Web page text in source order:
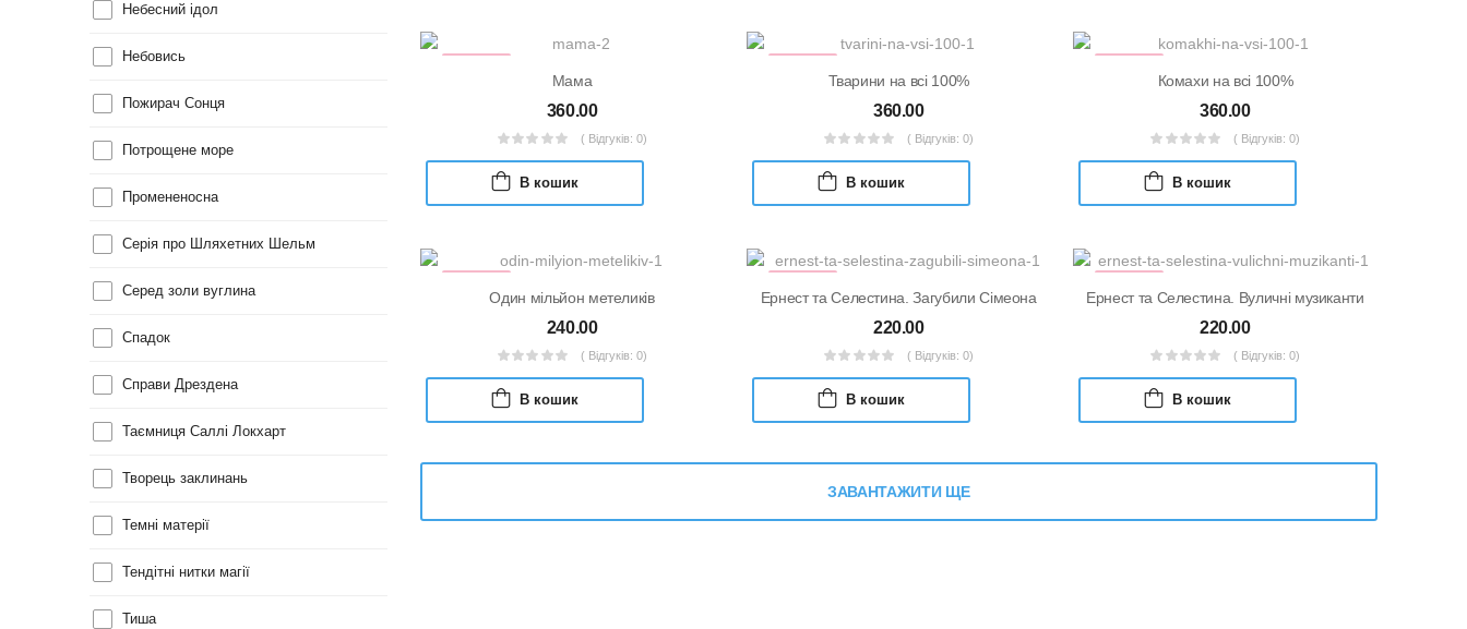
Небесний ідол
Небовись
Пожирач Сонця
Потрощене море
Промененосна
Серія про Шляхетних Шельм
Серед золи вуглина
Спадок
Справи Дрездена
Таємниця Саллі Локхарт
Творець заклинань
Темні матерії
Тендітні нитки магії
Тиша
Мама
360.00
( Відгуків: 0)
В кошик
Тварини на всі 100%
360.00
( Відгуків: 0)
В кошик
Комахи на всі 100%
360.00
( Відгуків: 0)
В кошик
Один мільйон метеликів
240.00
( Відгуків: 0)
В кошик
Ернест та Селестина. Загубили Сімеона
220.00
( Відгуків: 0)
В кошик
Ернест та Селестина. Вуличні музиканти
220.00
( Відгуків: 0)
В кошик
ЗАВАНТАЖИТИ ЩЕ